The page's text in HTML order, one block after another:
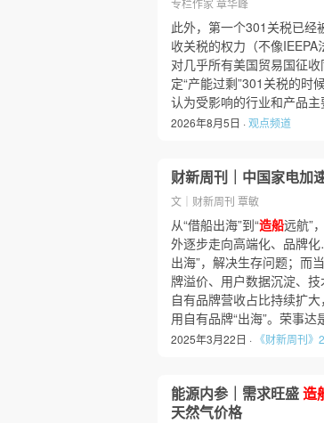
专栏作家 章华峰
此外，第一个301关税已经
收关税的权力（不像
对几乎所有美国贸易国征
定“产能过剩”301关税的时
认为受影响的行业和产品主
2026年8月5日 ·观点频道
财新周刊｜中国家电加
文｜财新周刊 覃敏
从“借船出海”到“造船远航”
外逐步走向高端化、品牌
出海”，解决生存问题；而
牌溢价、用户数据沉淀、
自有品牌营收占比持续扩
用自有品牌“出海”。荣事
2025年3月22日 · 《财新周刊
能源内参｜需求旺盛造
天然气价格